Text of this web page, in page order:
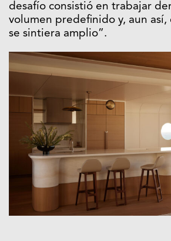
desafío consistió en trabajar
volumen predefinido y, aun así,
se sintiera amplio”.